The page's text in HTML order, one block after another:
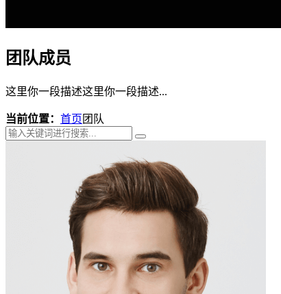
团队成员
这里你一段描述这里你一段描述...
当前位置： 首页 团队